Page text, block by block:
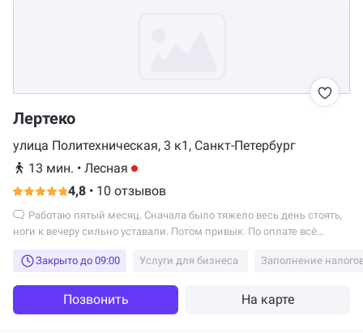
Лертеко
улица Политехническая, 3 к1, Санкт-Петербург
13 мин. • Лесная
4,8 • 10 отзывов
ноги к вечеру сильно уставали. Потом привык. По оплате всё
Закрыто до 09:00
Услуги для бизнеса Заполнение
Позвонить На карте